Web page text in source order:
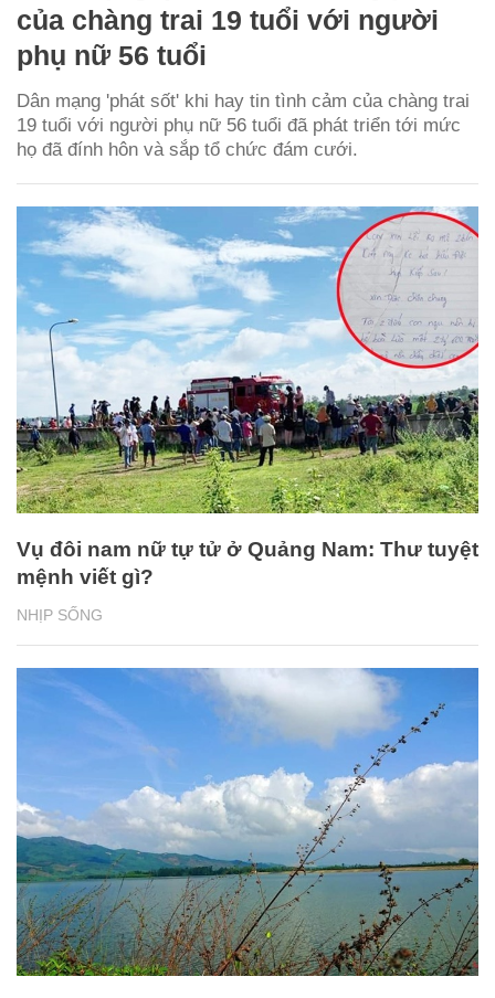
của chàng trai 19 tuổi với người
phụ nữ 56 tuổi
Dân mạng 'phát sốt' khi hay tin tình cảm của chàng trai
19 tuổi với người phụ nữ 56 tuổi đã phát triển tới mức
họ đã đính hôn và sắp tổ chức đám cưới.
NHỊP SỐNG
Vụ đôi nam nữ tự tử ở Quảng Nam: Thư tuyệt
mệnh viết gì?